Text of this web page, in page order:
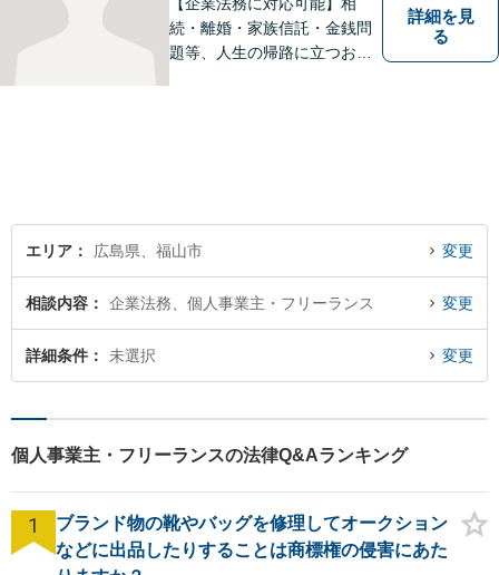
続・離婚・家族信託・金銭問
題等、人生の帰路に立つお客
詳細を見
る
エリア 広島県、福山市 変更
相談内容 企業法務、個人事業主・フリーランス 変更
詳細条件 未選択 変更
個人事業主・フリーランスの法律Q&Aランキング
1
ブランド物の靴やバッグを修理してオークション
などに出品したりすることは商標権の侵害にあた